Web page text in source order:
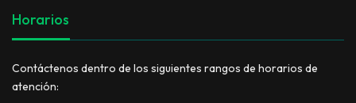
Horarios
Contáctenos dentro de los siguientes rangos de horarios de
atención: